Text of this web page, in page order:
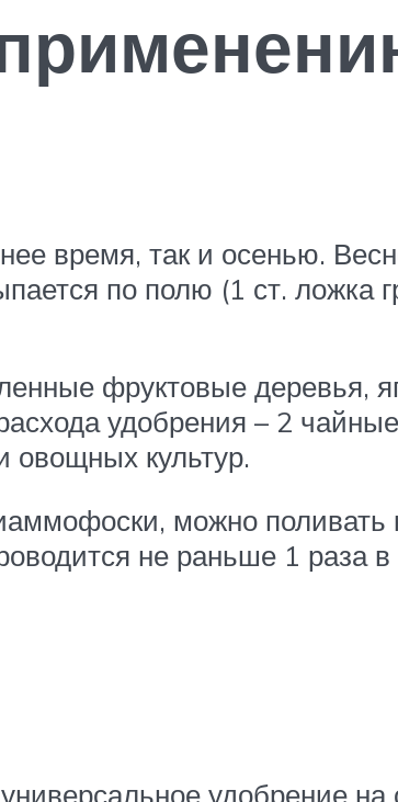
время, так и осенью.
по полю (1 ст. ложка
фруктовые деревья,
удобрения – 2
овощных культур.
можно поливать
не раньше 1 раза
удобрение на